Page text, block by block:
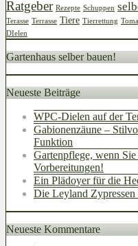
Ratgeber Rezepte Schuppen
Terasse Terrasse Tiere Tierrettung
DIelen
Gartenhaus selber bauen!
Neueste Beiträge
WPC-Dielen auf der
Gabionenzäune –
Funktion
Gartenpflege, wenn
Vorbereitungen!
Ein Plädoyer für die
Die Leyland Zypressen
Neueste Kommentare